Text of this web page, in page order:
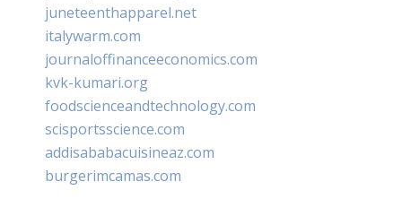
juneteenthapparel.net
italywarm.com
journaloffinanceeconomics.com
kvk-kumari.org
foodscienceandtechnology.com
scisportsscience.com
addisababacuisineaz.com
burgerimcamas.com